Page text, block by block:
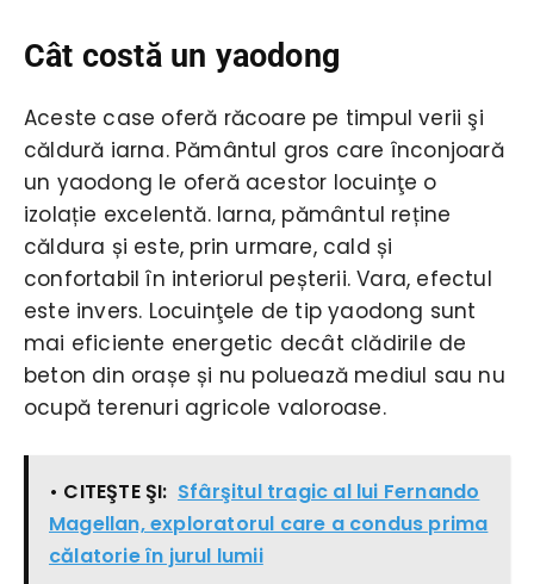
Cât costă un yaodong
Aceste case oferă răcoare pe timpul verii şi
căldură iarna. Pământul gros care înconjoară
un yaodong le oferă acestor locuinţe o
izolație excelentă. Iarna, pământul reține
căldura și este, prin urmare, cald și
confortabil în interiorul peșterii. Vara, efectul
este invers. Locuinţele de tip yaodong sunt
mai eficiente energetic decât clădirile de
beton din orașe și nu poluează mediul sau nu
ocupă terenuri agricole valoroase.
• CITEŞTE ŞI: Sfârşitul tragic al lui Fernando
Magellan, exploratorul care a condus prima
călatorie în jurul lumii